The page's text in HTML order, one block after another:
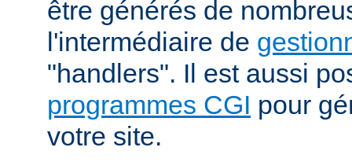
être générés de
l'intermédiaire de
"handlers". Il est aussi
programmes CGI pour
votre site.